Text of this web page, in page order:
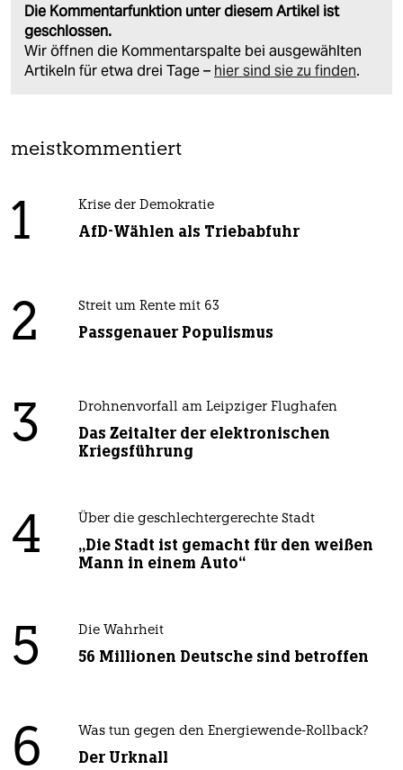
Die Kommentarfunktion unter diesem Artikel ist
geschlossen.
Wir öffnen die Kommentarspalte bei ausgewählten
Artikeln für etwa drei Tage – hier sind sie zu finden.
meistkommentiert
1 Krise der Demokratie
AfD-Wählen als Triebabfuhr
2 Streit um Rente mit 63
Passgenauer Populismus
3 Drohnenvorfall am Leipziger Flughafen
Das Zeitalter der elektronischen
Kriegsführung
4 Über die geschlechtergerechte Stadt
„Die Stadt ist gemacht für den weißen
Mann in einem Auto“
5 Die Wahrheit
56 Millionen Deutsche sind betroffen
6 Was tun gegen den Energiewende-Rollback?
Der Urknall